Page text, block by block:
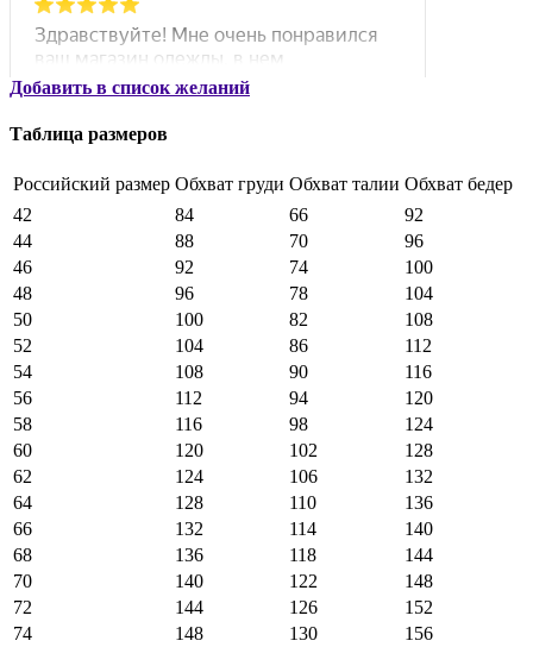
Добавить в список желаний
Таблица размеров
Российский размер Обхват груди Обхват талии Обхват бедер
42
84 66
92
44
88 70
96
46
92 74
100
48
96 78
104
50
100 82
108
52
104 86
112
54
108 90
116
56
112 94
120
58
116 98
124
60
120 102
128
62
124 106
132
64
128 110
136
66
132 114
140
68
136 118
144
70
140 122
148
72
144 126
152
74
148 130
156